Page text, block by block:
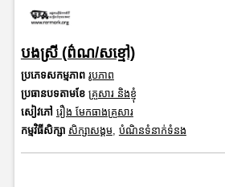
បងស្រី (ព៌ណ/សខ្មៅ)
ប្រភេទសកម្មភាព រូបភាព
ប្រធានបទតាមខែ គ្រួសារ និងខ្ញុំ
សៀវភៅ រឿង មែកធាងគ្រួសារ
កម្មវិធីសិក្សា សិក្សាសង្គម, បំណិនទំនាក់ទំនង